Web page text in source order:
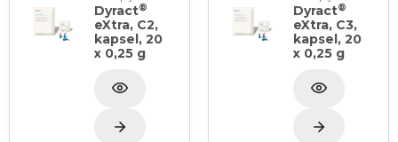
Dyract®
eXtra, C2,
kapsel, 20
x 0,25 g
Dyract®
eXtra, C3,
kapsel, 20
x 0,25 g